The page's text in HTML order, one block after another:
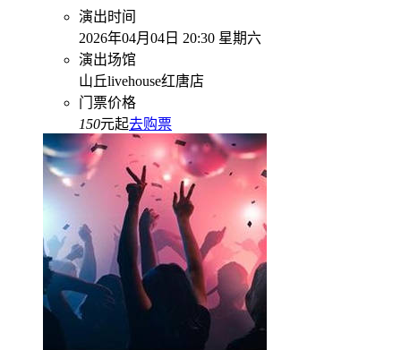
演出时间
2026年04月04日 20:30 星期六
演出场馆
山丘livehouse红唐店
门票价格
150元起去购票